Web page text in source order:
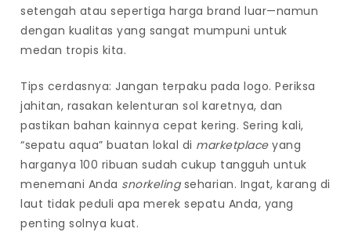
setengah atau sepertiga harga brand luar—namun
dengan kualitas yang sangat mumpuni untuk
medan tropis kita.
Tips cerdasnya: Jangan terpaku pada logo. Periksa
jahitan, rasakan kelenturan sol karetnya, dan
pastikan bahan kainnya cepat kering. Sering kali,
“sepatu aqua” buatan lokal di marketplaceyang
harganya 100 ribuan sudah cukup tangguh untuk
menemani Anda snorkelingseharian. Ingat, karang di
laut tidak peduli apa merek sepatu Anda, yang
penting solnya kuat.